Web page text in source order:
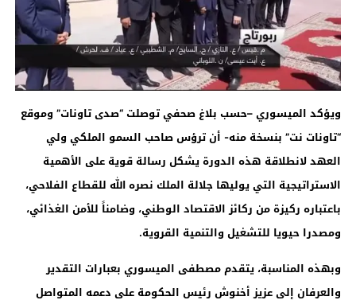
ويؤكد الميسوري –حسب بلاغ صحفي توصلت “صدى تاونات” وموقع
“تاونات نت” بنسخة منه- أن ترؤس صاحب السمو الملكي ولي
العهد لانطلاقة هذه الدورة يشكل رسالة قوية على الأهمية
الاستراتيجية التي يوليها جلالة الملك نصره الله للقطاع الفلاحي،
باعتباره ركيزة من ركائز الاقتصاد الوطني، وضامناً للأمن الغذائي،
ومصدرا حيويا للتشغيل والتنمية القروية.
وبهذه المناسبة، يتقدم مصطفى الميسوري بعبارات التقدير
والعرفان إلى عزيز أخنوش رئيس الحكومة على دعمه المتواصل